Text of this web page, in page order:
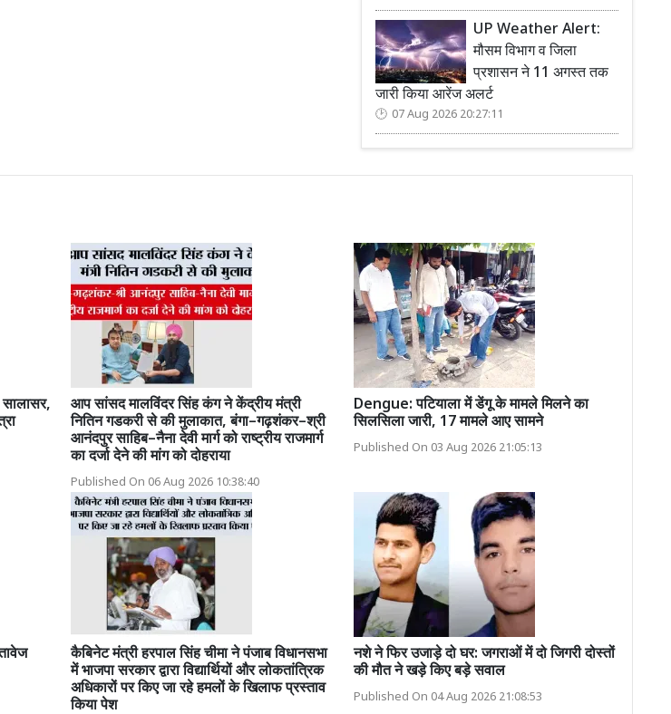
UP Weather Alert:
मौसम विभाग व जिला
प्रशासन ने 11 अगस्त तक
जारी किया आरेंज अलर्ट
07 Aug 2026 20:27:11
आप सांसद मालविंदर सिंह कंग ने केंद्रीय मंत्री
नितिन गडकरी से की मुलाकात, बंगा–गढ़शंकर–श्री
आनंदपुर साहिब–नैना देवी मार्ग को राष्ट्रीय राजमार्ग
का दर्जा देने की मांग को दोहराया
Published On 06 Aug 2026 10:38:40
Dengue: पटियाला में डेंगू के मामले मिलने का
सिलसिला जारी, 17 मामले आए सामने
Published On 03 Aug 2026 21:05:13
कैबिनेट मंत्री हरपाल सिंह चीमा ने पंजाब विधानसभा
में भाजपा सरकार द्वारा विद्यार्थियों और लोकतांत्रिक
अधिकारों पर किए जा रहे हमलों के खिलाफ प्रस्ताव
किया पेश
नशे ने फिर उजाड़े दो घर: जगराओं में दो जिगरी दोस्तों
की मौत ने खड़े किए बड़े सवाल
Published On 04 Aug 2026 21:08:53